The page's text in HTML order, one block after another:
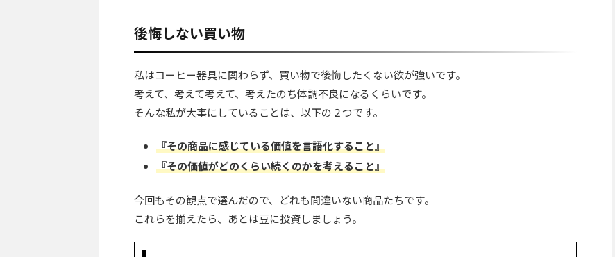
後悔しない買い物
私はコーヒー器具に関わらず、買い物で後悔したくない欲が強いです。
考えて、考えて考えて、考えたのち体調不良になるくらいです。
そんな私が大事にしていることは、以下の２つです。
『その商品に感じている価値を言語化すること』
『その価値がどのくらい続くのかを考えること』
今回もその観点で選んだので、どれも間違いない商品たちです。
これらを揃えたら、あとは豆に投資しましょう。